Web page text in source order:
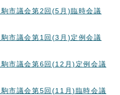
市議会第2回(5月)臨時会議
市議会第1回(3月)定例会議
市議会第6回(12月)定例会議
市議会第5回(11月)臨時会議